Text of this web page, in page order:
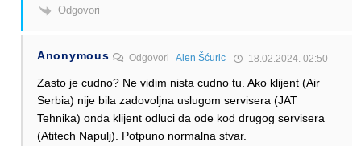
Odgovori
Anonymous OdgovoriAlen Šćuric 18.02.2024. 02:50
Zasto je cudno? Ne vidim nista cudno tu. Ako klijent (Air
Serbia) nije bila zadovoljna uslugom servisera (JAT
Tehnika) onda klijent odluci da ode kod drugog servisera
(Atitech Napulj). Potpuno normalna stvar.